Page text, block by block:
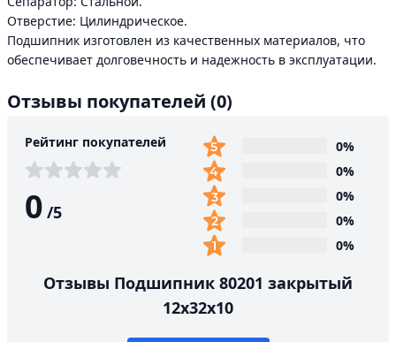
Отверстие: Цилиндрическое.
Подшипник изготовлен из качественных материалов, что
обеспечивает долговечность и надежность в эксплуатации.
Отзывы покупателей (0)
Рейтинг покупателей
0 /5
0%
0%
0%
0%
0%
Отзывы Подшипник 80201 закрытый
12х32х10